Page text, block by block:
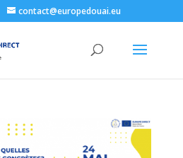
contact@europedouai.eu